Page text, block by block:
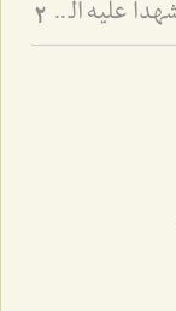
اهداف برگزاری مجالس عزای سیدالشهدا علیه السّلام 2